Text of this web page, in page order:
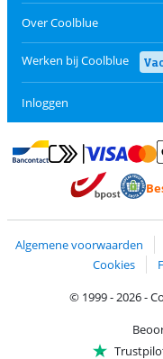
Over Coolblue
Werken bij Coolblue
Inloggen
Betalen met Bancontact
Betalen met
Algemene voorwaarden
Cookies
© 1999 - 2026 -